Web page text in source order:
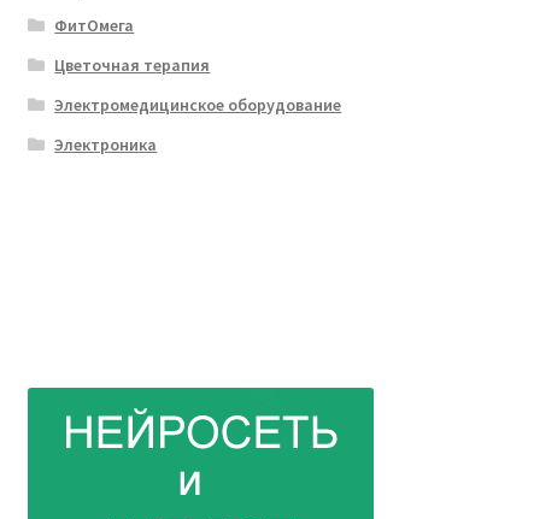
ФитОмега
Цветочная терапия
Электромедицинское оборудование
Электроника